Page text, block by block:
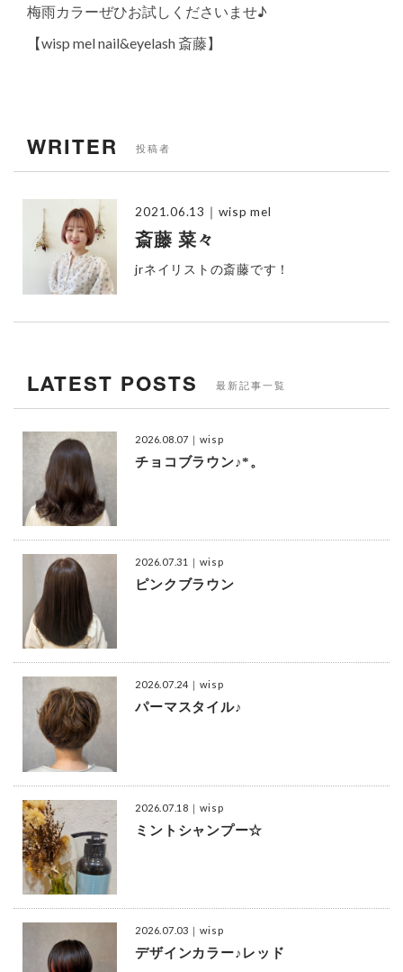
梅雨カラーぜひお試しくださいませ♪
【wisp mel nail&eyelash 斎藤】
WRITER 投稿者
2021.06.13 ｜wisp mel
斎藤 菜々
jrネイリストの斎藤です！
LATEST POSTS 最新記事一覧
2026.08.07 ｜wisp
チョコブラウン♪*。
2026.07.31 ｜wisp
ピンクブラウン
2026.07.24 ｜wisp
パーマスタイル♪
2026.07.18 ｜wisp
ミントシャンプー☆
2026.07.03 ｜wisp
デザインカラー♪レッド